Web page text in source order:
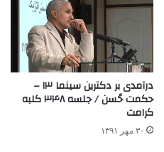
درآمدی بر دکترین سینما ۱۳ –
حکمت حُسن / جلسه ۳۴۸ کلبه
کرامت
۳۰ مهر ۱۳۹۱